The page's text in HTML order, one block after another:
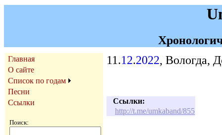
Главная
О сайте
Список по годам
Песни
Ссылки
Поиск:
11.12.2022, Вологда,
Ссылки:
http://t.me/umkaband/855